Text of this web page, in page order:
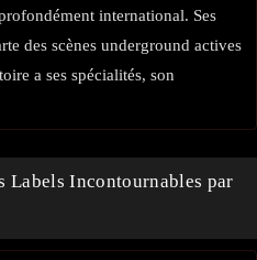
international. Ses
des scènes underground actives
a ses spécialités, son
Labels Incontournables par